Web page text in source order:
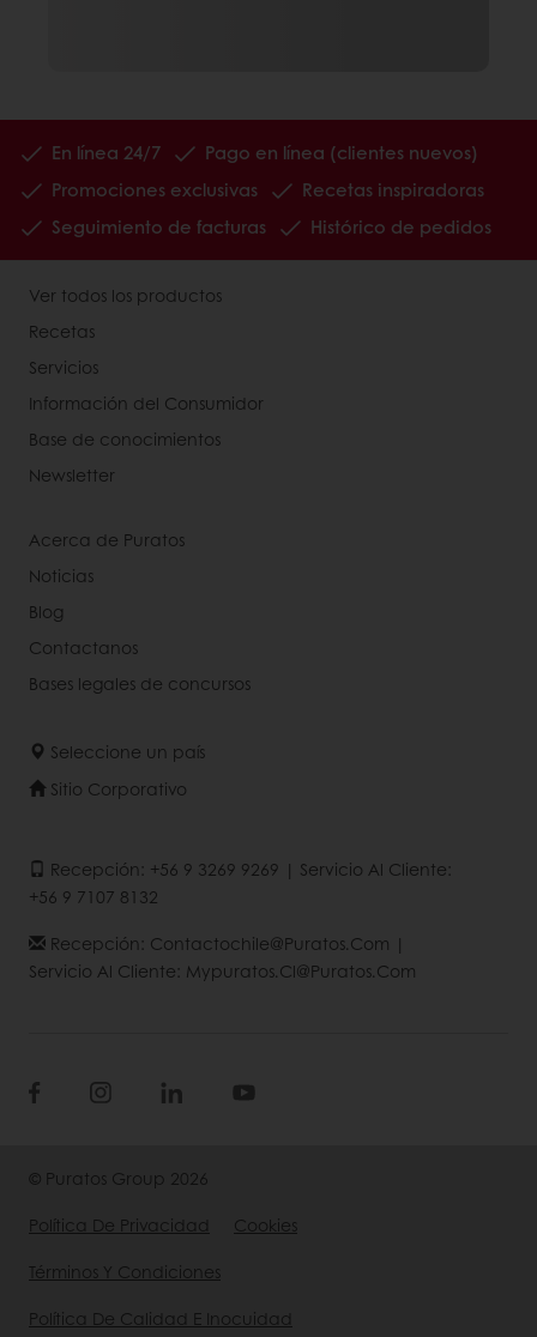
En línea 24/7
Pago en línea (clientes nuevos)
Promociones exclusivas
Recetas inspiradoras
Seguimiento de facturas
Histórico de pedidos
Ver todos los productos
Recetas
Servicios
Información del Consumidor
Base de conocimientos
Newsletter
Acerca de Puratos
Noticias
Blog
Contactanos
Bases legales de concursos
Seleccione un país
Sitio Corporativo
Recepción: +56 9 3269 9269 | Servicio Al Cliente:
+56 9 7107 8132
Recepción: Contactochile@puratos.com |
Servicio Al Cliente: Mypuratos.cl@puratos.com
© Puratos Group 2026
Política De Privacidad
Cookies
Términos Y Condiciones
Política De Calidad E Inocuidad